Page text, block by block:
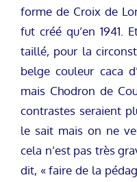
forme de Croix de
fut créé qu’en 1941.
taillé, pour la
belge couleur caca
mais Chodron de
contrastes seraient
le sait mais on ne
cela n’est pas très
dit, « faire de la